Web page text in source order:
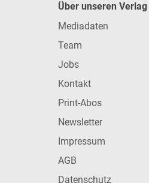
Über unseren Verlag
Mediadaten
Team
Jobs
Kontakt
Print-Abos
Newsletter
Impressum
AGB
Datenschutz